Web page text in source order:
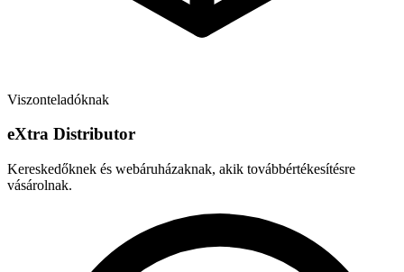
Viszonteladóknak
eXtra Distributor
Kereskedőknek és webáruházaknak, akik továbbértékesítésre
vásárolnak.